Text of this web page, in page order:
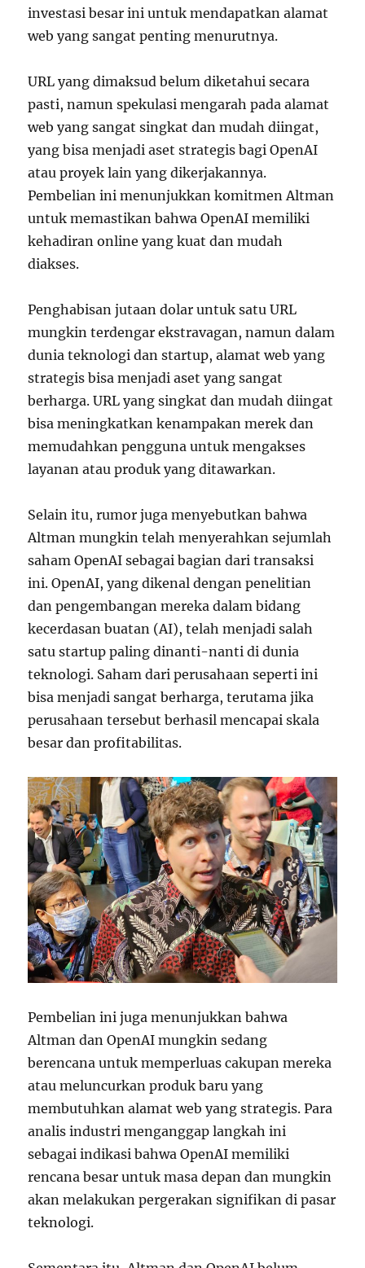
investasi besar ini untuk mendapatkan alamat
web yang sangat penting menurutnya.
URL yang dimaksud belum diketahui secara
pasti, namun spekulasi mengarah pada alamat
web yang sangat singkat dan mudah diingat,
yang bisa menjadi aset strategis bagi OpenAI
atau proyek lain yang dikerjakannya.
Pembelian ini menunjukkan komitmen Altman
untuk memastikan bahwa OpenAI memiliki
kehadiran online yang kuat dan mudah
diakses.
Penghabisan jutaan dolar untuk satu URL
mungkin terdengar ekstravagan, namun dalam
dunia teknologi dan startup, alamat web yang
strategis bisa menjadi aset yang sangat
berharga. URL yang singkat dan mudah diingat
bisa meningkatkan kenampakan merek dan
memudahkan pengguna untuk mengakses
layanan atau produk yang ditawarkan.
Selain itu, rumor juga menyebutkan bahwa
Altman mungkin telah menyerahkan sejumlah
saham OpenAI sebagai bagian dari transaksi
ini. OpenAI, yang dikenal dengan penelitian
dan pengembangan mereka dalam bidang
kecerdasan buatan (AI), telah menjadi salah
satu startup paling dinanti-nanti di dunia
teknologi. Saham dari perusahaan seperti ini
bisa menjadi sangat berharga, terutama jika
perusahaan tersebut berhasil mencapai skala
besar dan profitabilitas.
Pembelian ini juga menunjukkan bahwa
Altman dan OpenAI mungkin sedang
berencana untuk memperluas cakupan mereka
atau meluncurkan produk baru yang
membutuhkan alamat web yang strategis. Para
analis industri menganggap langkah ini
sebagai indikasi bahwa OpenAI memiliki
rencana besar untuk masa depan dan mungkin
akan melakukan pergerakan signifikan di pasar
teknologi.